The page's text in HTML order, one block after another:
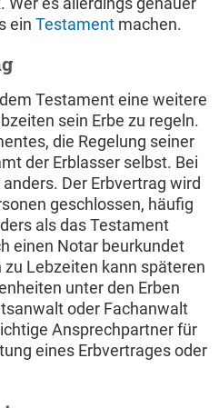
ein Testament machen.
Testament eine weitere
sein Erbe zu regeln.
die Regelung seiner
der Erblasser selbst. Bei
Der Erbvertrag wird
geschlossen, häufig
als das Testament
einen Notar beurkundet
Lebzeiten kann späteren
unter den Erben
oder Fachanwalt
Ansprechpartner für
eines Erbvertrages oder